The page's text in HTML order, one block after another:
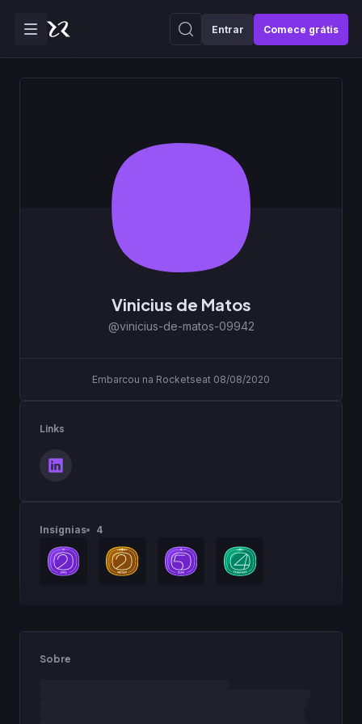
Entrar Comece grátis
Vinicius de Matos
@vinicius-de-matos-09942
Embarcou na Rocketseat 08/08/2020
Links
Insígnias 4
Sobre